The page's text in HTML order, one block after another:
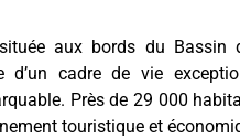
aux bords du Bassin
d’un cadre de vie
Près de 29 000
touristique et